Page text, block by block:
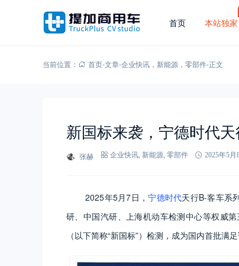
首页 本站独家
当前位置： 首页-文章-企业快讯 ， 新能源 ， 零部件-正文
新国标来袭，宁德时代
张赫 企业快讯 新能源 零部件 2025年5月
2025年5月7日，宁德时代天行B-客车系
研、中国汽研、上海机动车检测中心等权威
（以下简称“新国标”）检测，成为国内首批满